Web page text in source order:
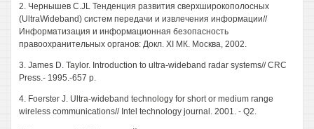
2. Чернышев C.JL Тенденция развития сверхширокополосных
(UltraWideband) систем передачи и извлечения информации//
Информатизация и информационная безопасность
правоохранительных органов: Докл. XI МК. Москва, 2002.
3. James D. Taylor. Introduction to ultra-wideband radar systems// CRC
Press.- 1995.-657 p.
4. Foerster J. Ultra-wideband technology for short or medium range
wireless communications// Intel technology journal. 2001. - Q2.